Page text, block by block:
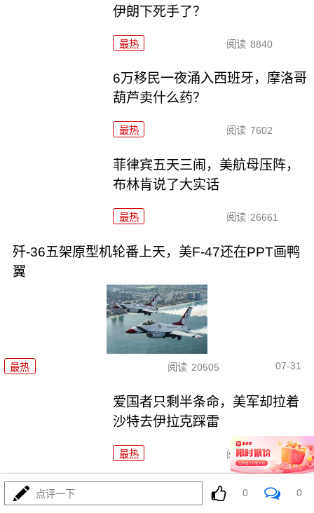
伊朗下死手了？
最热 阅读 8840
6万移民一夜涌入西班牙，摩洛哥
葫芦卖什么药？
最热 阅读 7602
菲律宾五天三闹，美航母压阵，
布林肯说了大实话
最热 阅读 26661
歼-36五架原型机轮番上天，美F-47还在PPT画鸭
翼
最热 阅读 20505 07-31
爱国者只剩半条命，美军却拉着
沙特去伊拉克踩雷
最热 阅读 11754
特朗普官宣“哈马斯缴械”，内塔尼
亚胡不认账
点评一下 0 0